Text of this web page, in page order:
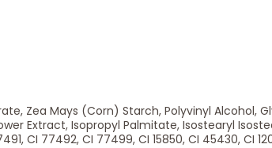
Zea Mays (Corn) Starch, Polyvinyl Alcohol,
Extract, Isopropyl Palmitate, Isostearyl
CI 77492, CI 77499, CI 15850, CI 45430, CI